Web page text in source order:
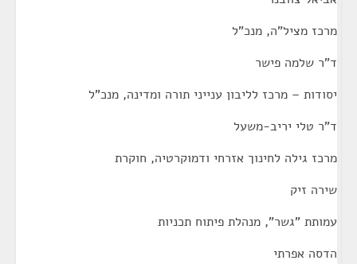
מרכז מציל"ה, מנכ"ל
ד"ר שלמה פישר
יסודות – מרכז לליבון ענייני תורה ומדינה, מנכ"ל
ד"ר טלי יריב-משעל
מרכז גילה לחינוך אזרחי ודמוקרטיה, חוקרת
שירה זיק
עמותת "גשר", מנהלת פיתוח תכניות
הדסה אפרתי